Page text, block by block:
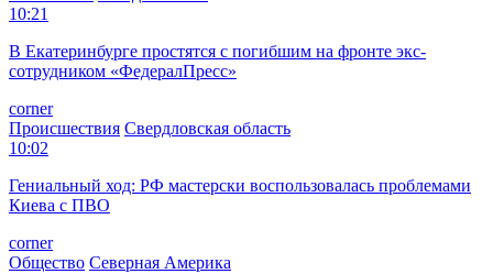
10:21
В Екатеринбурге простятся с погибшим на фронте экс-
сотрудником «ФедералПресс»
corner
Происшествия Свердловская область
10:02
Гениальный ход: РФ мастерски воспользовалась проблемами
Киева с ПВО
corner
Общество Северная Америка